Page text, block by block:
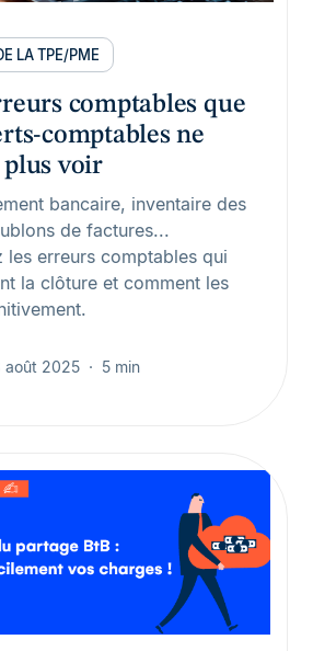
LA TPE/PME
comptables que
comptables ne
voir
bancaire, inventaire des
de factures...
les erreurs comptables qui
la clôture et comment les
août 2025 5 min